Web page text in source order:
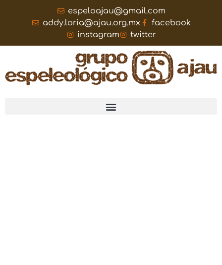
espeloajau@gmail.com
addy.loria@ajau.org.mx
facebook
instagram
twitter